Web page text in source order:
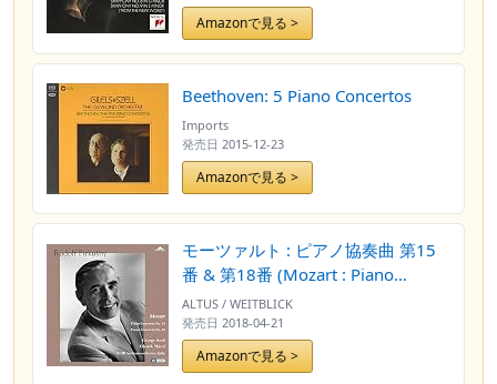
Amazonで見る >
Beethoven: 5 Piano Concertos
Imports
発売日 2015-12-23
Amazonで見る >
モーツァルト : ピアノ協奏曲 第15
番 & 第18番 (Mozart : Piano
Concerto No.15 | Piano Concerto
No.18 / Rudolf Firkusny | George
Szell | Zdenek Macal | WDR
Sinfonieorchester Koln) [2LP]
ALTUS / WEITBLICK
発売日 2018-04-21
Amazonで見る >